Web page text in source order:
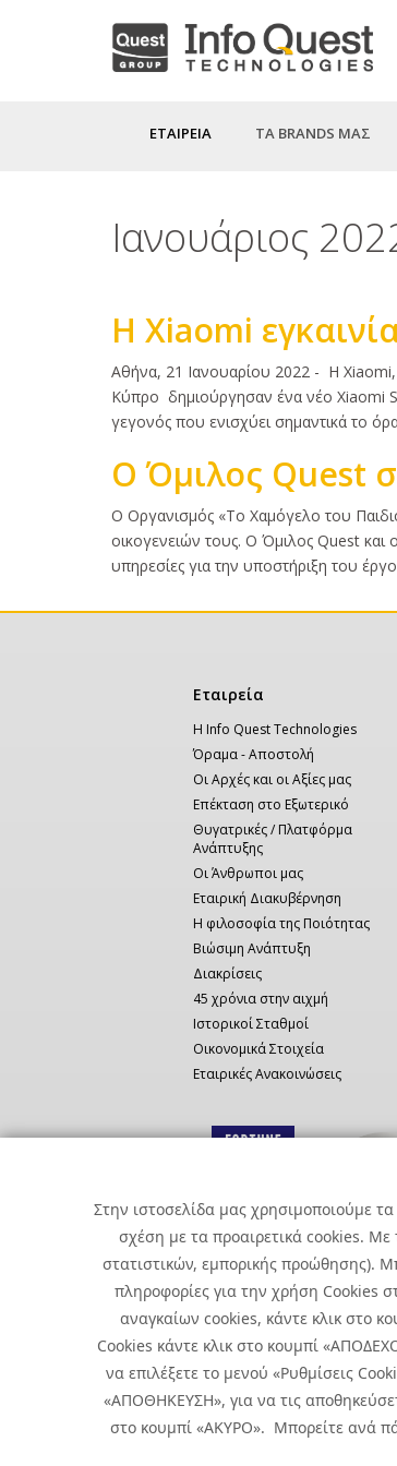
Στην ιστοσελίδα μας χρησιμοποιούμε
σχέση με τα προαιρετικά cookies. Με
στατιστικών, εμπορικής προώθησης).
πληροφορίες για την χρήση Cookies
αναγκαίων cookies, κάντε κλικ στο
Cookies κάντε κλικ στο κουμπί
να επιλέξετε το μενού «Ρυθμίσεις
«ΑΠΟΘΗΚΕΥΣΗ», για να τις
στο κουμπί «ΑΚΥΡΟ». Μπορείτε ανά
ΕΤΑΙΡΕΙΑ ΤΑ BRANDS ΜΑΣ
Ιανουάριος
Η Xiaomi
Κυρίως
κείμενο
Αθήνα, 21 Ιανουαρίου 2022 - Η Xiaomi,
Κύπρο δημιούργησαν ένα νέο Xiaomi
γεγονός που ενισχύει σημαντικά το
Ο Όμιλος Quest
Κυρίως
κείμενο
Ο Οργανισμός «Το Χαμόγελο του
οικογενειών τους. Ο Όμιλος Quest και
υπηρεσίες για την υποστήριξη του
Κεντρική
πλοήγηση
Εταιρεία
Η Info Quest Technologies
Όραμα - Αποστολή
Οι Αρχές και οι Αξίες μας
Επέκταση στο Εξωτερικό
Θυγατρικές / Πλατφόρμα
Ανάπτυξης
Οι Άνθρωποι μας
Εταιρική Διακυβέρνηση
Η φιλοσοφία της Ποιότητας
Βιώσιμη Ανάπτυξη
Διακρίσεις
45 χρόνια στην αιχμή
Ιστορικοί Σταθμοί
Οικονομικά Στοιχεία
Εταιρικές Ανακοινώσεις
Copyright © 2026 Infoquest.gr Με επιφύλαξη